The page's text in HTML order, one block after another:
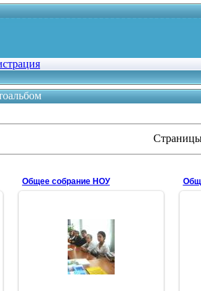
Общее собрание НОУ
09.10.2008
3 группа
Антонина